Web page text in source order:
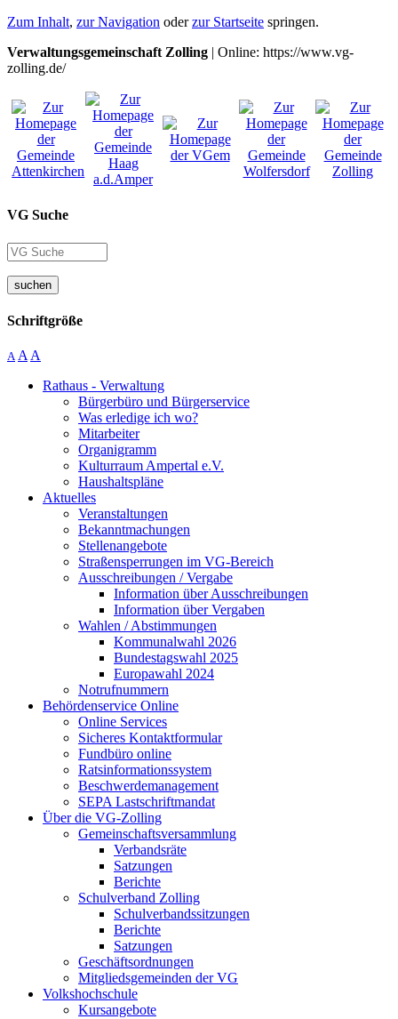
Zum Inhalt, zur Navigation oderzur Startseite springen.
Verwaltungsgemeinschaft Zolling | Online: https://www.vg-
zolling.de/
VG Suche
suchen
Schriftgröße
A A A
Rathaus - Verwaltung
Bürgerbüro und Bürgerservice
Was erledige ich wo?
Mitarbeiter
Organigramm
Kulturraum Ampertal e.V.
Haushaltspläne
Aktuelles
Veranstaltungen
Bekanntmachungen
Stellenangebote
Straßensperrungen im VG-Bereich
Ausschreibungen / Vergabe
Information über Ausschreibungen
Information über Vergaben
Wahlen / Abstimmungen
Kommunalwahl 2026
Bundestagswahl 2025
Europawahl 2024
Notrufnummern
Behördenservice Online
Online Services
Sicheres Kontaktformular
Fundbüro online
Ratsinformationssystem
Beschwerdemanagement
SEPA Lastschriftmandat
Über die VG-Zolling
Gemeinschaftsversammlung
Verbandsräte
Satzungen
Berichte
Schulverband Zolling
Schulverbandssitzungen
Berichte
Satzungen
Geschäftsordnungen
Mitgliedsgemeinden der VG
Volkshochschule
Kursangebote